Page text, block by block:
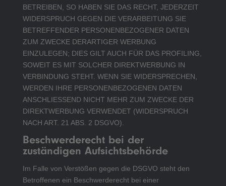
BETREIBEN, SO HABEN SIE DAS RECHT, JEDERZEIT
WIDERSPRUCH GEGEN DIE VERARBEITUNG SIE
BETREFFENDER PERSONENBEZOGENER DATEN
ZUM ZWECKE DERARTIGER WERBUNG
EINZULEGEN; DIES GILT AUCH FÜR DAS PROFILING,
SOWEIT ES MIT SOLCHER DIREKTWERBUNG IN
VERBINDUNG STEHT. WENN SIE WIDERSPRECHEN,
WERDEN IHRE PERSONENBEZOGENEN DATEN
ANSCHLIESSEND NICHT MEHR ZUM ZWECKE DER
DIREKTWERBUNG VERWENDET (WIDERSPRUCH
NACH ART. 21 ABS. 2 DSGVO).
Beschwerde­recht bei der
zuständigen Aufsichts­behörde
Im Falle von Verstößen gegen die DSGVO steht den
Betroffenen ein Beschwerderecht bei einer